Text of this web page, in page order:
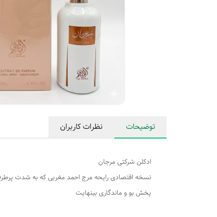
توضیحات نظرات کاربران
ادکلن شرکتی مرجان
نسخه اقتصادی رایحه مرج احمد مغربی که به شدت
پخش بو و ماندگاری بینهایت